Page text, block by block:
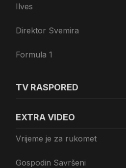
Ilves
Direktor Svemira
Formula 1
TV RASPORED
EXTRA VIDEO
Vrijeme je za rukomet
Gospodin Savršeni